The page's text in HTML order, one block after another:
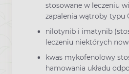
stosowane w leczeniu
zapalenia wątroby typu
nilotynib i imatynib
leczeniu niektórych
kwas mykofenolowy
hamowania układu